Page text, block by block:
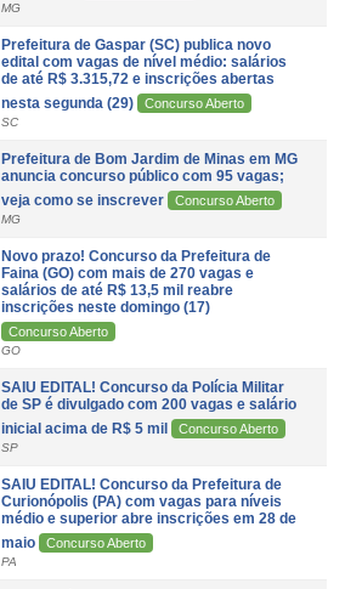
MG
Prefeitura de Gaspar (SC) publica novo
edital com vagas de nível médio: salários
de até R$ 3.315,72 e inscrições abertas
nesta segunda (29)
Concurso Aberto
SC
Prefeitura de Bom Jardim de Minas em MG
anuncia concurso público com 95 vagas;
veja como se inscrever
Concurso Aberto
MG
Novo prazo! Concurso da Prefeitura de
Faina (GO) com mais de 270 vagas e
salários de até R$ 13,5 mil reabre
inscrições neste domingo (17)
Concurso Aberto
GO
SAIU EDITAL! Concurso da Polícia Militar
de SP é divulgado com 200 vagas e salário
inicial acima de R$ 5 mil
Concurso Aberto
SP
SAIU EDITAL! Concurso da Prefeitura de
Curionópolis (PA) com vagas para níveis
médio e superior abre inscrições em 28 de
maio
Concurso Aberto
PA